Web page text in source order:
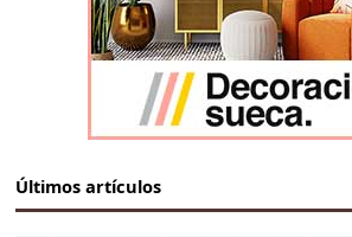
Últimos artículos